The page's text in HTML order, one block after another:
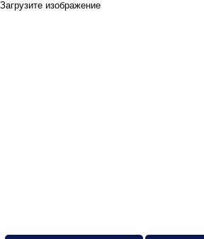
Загрузите изображение